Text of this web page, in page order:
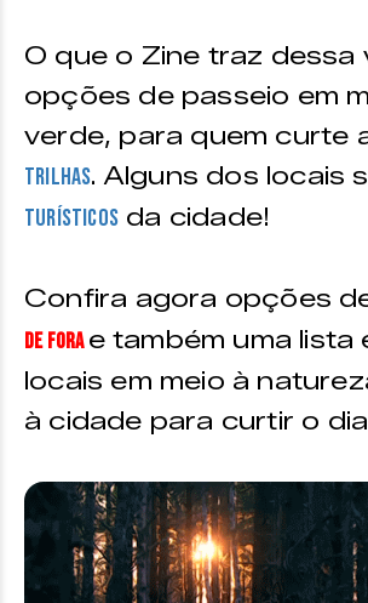
O que o Zine traz dessa
opções de passeio em
verde, para quem curte
trilhas. Alguns dos locais
turísticos da cidade!
Confira agora opções
de Forae também uma lista
locais em meio à
à cidade para curtir o